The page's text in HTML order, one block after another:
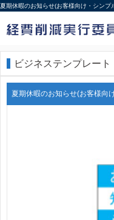
夏期休暇のお知らせ(お客様向け・シンプ
ビジネステンプレート
夏期休暇のお知らせ(お客様向